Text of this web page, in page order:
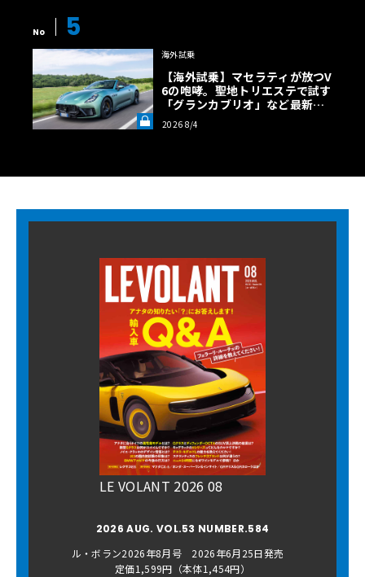
No 5
海外試乗
【海外試乗】マセラティが放つV
6の咆哮。聖地トリエステで試す
「グランカブリオ」など最新ト
ロフェオ3台の官能評価《LE VO
LANT LAB》
2026 8/4
LE VOLANT 2026 08
2026 AUG. VOL.53 NUMBER.584
ル・ボラン2026年8月号 2026年6月25日発売
定価1,599円（本体1,454円）